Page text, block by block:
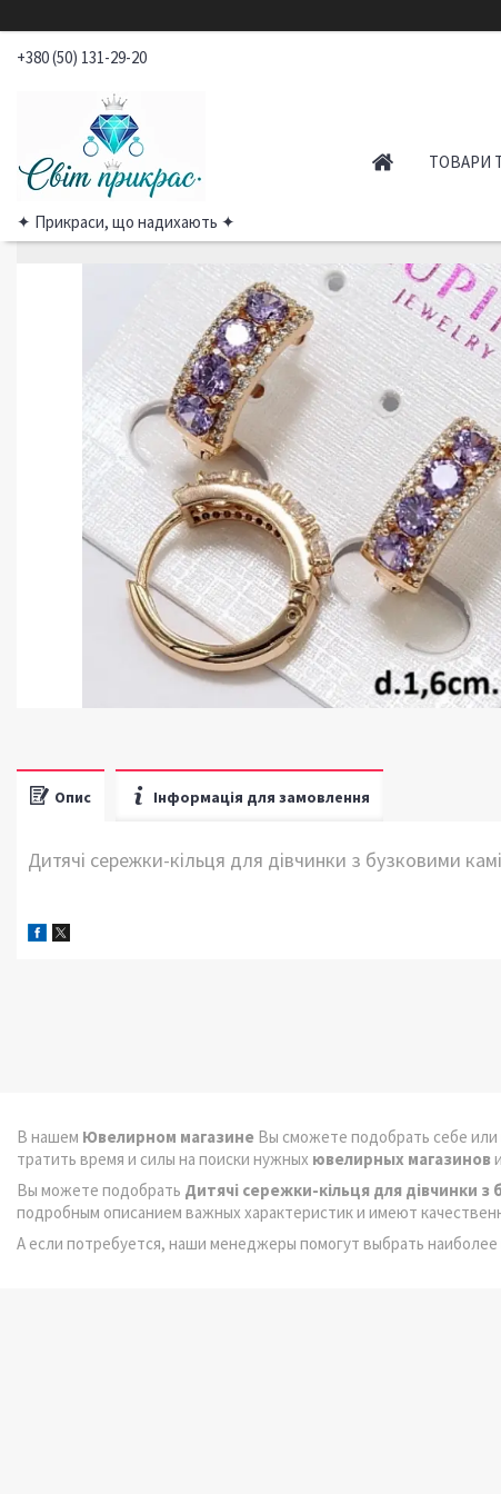
+380 (50) 131-29-20
✦ Прикраси, що надихають ✦
ТОВАРИ
Опис Інформація для замовлення
Дитячі сережки-кільця для дівчинки з бузковими
В нашем Ювелирном магазине Вы сможете подобрать себе или
тратить время и силы на поиски нужных ювелирных магазинов
Вы можете подобрать Дитячі сережки-кільця для дівчинки
подробным описанием важных характеристик и имеют
А если потребуется, наши менеджеры помогут выбрать